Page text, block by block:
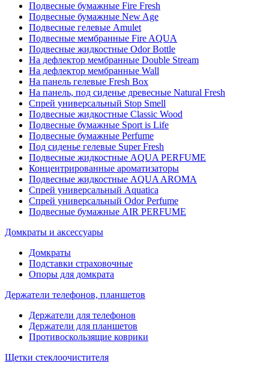
Подвесные бумажные Fire Fresh
Подвесные бумажные New Age
Подвесные гелевые Amulet
Подвесные мембранные Fire AQUA
Подвесные жидкостные Odor Bottle
На дефлектор мембранные Double Stream
На дефлектор мембранные Wall
На панель гелевые Fresh Box
На панель, под сиденье древесные Natural Fresh
Спрей универсальный Stop Smell
Подвесные жидкостные Classic Wood
Подвесные бумажные Sport is Life
Подвесные бумажные Perfume
Под сиденье гелевые Super Fresh
Подвесные жидкостные AQUA PERFUME
Концентрированные ароматизаторы
Подвесные жидкостные AQUA AROMA
Спрей универсальный Aquatica
Спрей универсальный Odor Perfume
Подвесные бумажные AIR PERFUME
Домкраты и аксессуары
Домкраты
Подставки страховочные
Опоры для домкрата
Держатели телефонов, планшетов
Держатели для телефонов
Держатели для планшетов
Противоскользящие коврики
Щетки стеклоочистителя